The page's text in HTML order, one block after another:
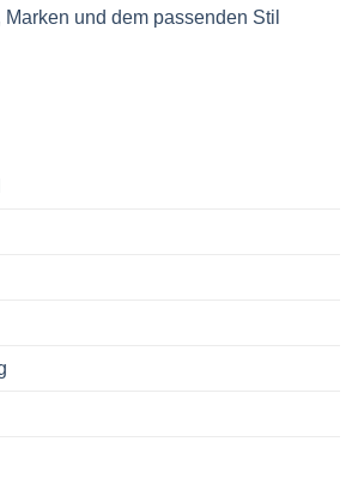
Marken und dem passenden Stil